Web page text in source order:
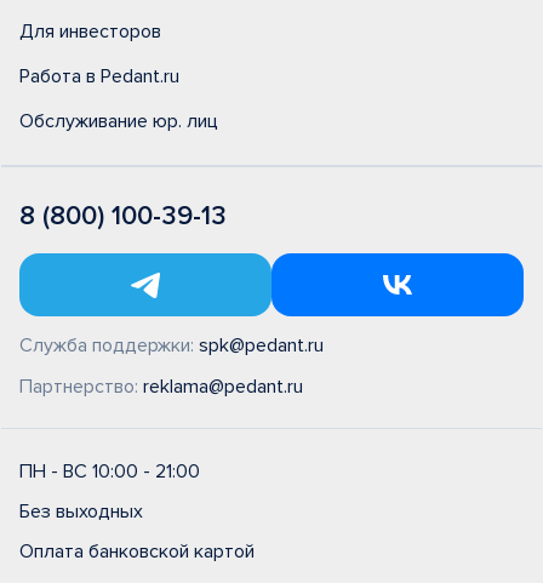
Для инвесторов
Работа в Pedant.ru
Обслуживание юр. лиц
8 (800) 100-39-13
Служба поддержки: spk@pedant.ru
Партнерство: reklama@pedant.ru
ПН - ВС 10:00 - 21:00
Без выходных
Оплата банковской картой